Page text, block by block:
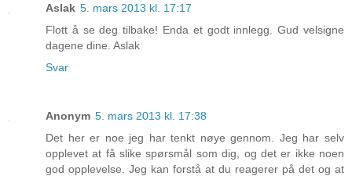
Aslak 5. mars 2013 kl. 17:17
Flott å se deg tilbake! Enda et godt innlegg. Gud velsigne
dagene dine. Aslak
Svar
Anonym 5. mars 2013 kl. 17:38
Det her er noe jeg har tenkt nøye gennom. Jeg har selv
opplevet at få slike spørsmål som dig, og det er ikke noen
god opplevelse. Jeg kan forstå at du reagerer på det og at